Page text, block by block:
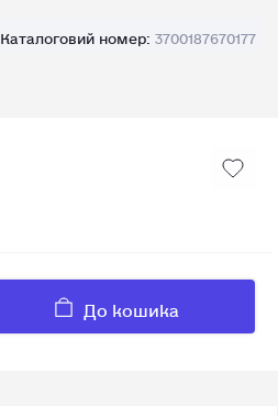
Каталоговий номер: 3700187670177
До кошика